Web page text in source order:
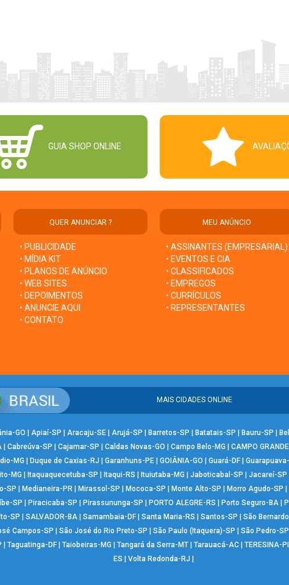
GUIA SHOP ONLINE
QUER ANUNCIAR ?
• PUBLICIDADE
• MÍDIA KIT
• PLANOS DE ANÚNCIO
• WEB SITES
• DEPOIMENTOS
• ANUNCIE AQUI
• CONTATO
MEU ANÚNCIO
• ASSINANTES (EMPRESARIAL)
• EVENTOS E CIA
• CLASSIFICADOS
• EMPREGOS
• CURRÍCULOS
• REPRESENTANTES
MAIS CIDADES ONLINE
GO | Apiaí-SP | Aracaju-SE| Arujá-SP | Barretos-SP | Batatais-SP | Bauru-SP |
| Cabreúva-SP | Cajamar-SP | Caldas Novas-GO | Campo Belo-MG | CAMPO
MG | Duque de Caxias-RJ | Garanhuns-PE | GOIÂNIA-GO | Guará-DF |
MG | Itaquaquecetuba-SP | Itaqui-RS | Ituiutaba-MG | Jaboticabal-SP | Jacareí-SP
SP | Medianeira-PR | Mirassol-SP | Mococa-SP | Monte Alto-SP | Morro Agudo-SP |
SP | Piracicaba-SP | Pirassununga-SP | PORTO ALEGRE-RS | Porto Seguro-BA|
SP | SALVADOR-BA | Samambaia-DF | Santa Maria-RS | Santos-SP | São
Campos-SP | São José do Rio Preto-SP | São Paulo (Itaquera)-SP | São Pedro-SP
| Taguatinga-DF| Taiobeiras-MG | Tangará da Serra-MT| Tarauacá-AC| TERESINA-PI
ES | Volta Redonda-RJ |